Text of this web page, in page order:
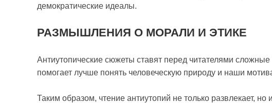
демократические идеалы.
РАЗМЫШЛЕНИЯ О МОРАЛИ И ЭТИКЕ
Антиутопические сюжеты ставят перед читателями
помогает лучше понять человеческую природу и наши
Таким образом, чтение антиутопий не только развлекает,